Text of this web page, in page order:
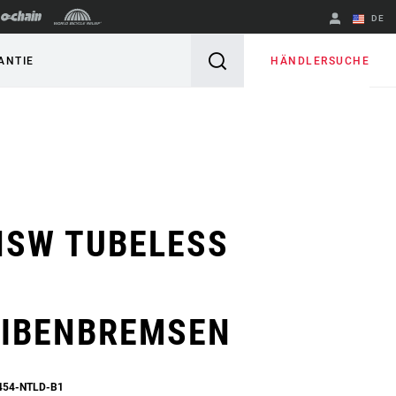
DE
Englisch
HÄNDLERSUCHE
TUBELESS
NTLD-B1